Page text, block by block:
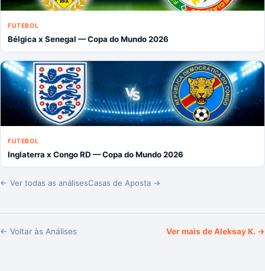
FUTEBOL
Bélgica x Senegal — Copa do Mundo 2026
FUTEBOL
Inglaterra x Congo RD — Copa do Mundo 2026
← Ver todas as análisesCasas de Aposta →
← Voltar às Análises Ver mais deAleksay K. →